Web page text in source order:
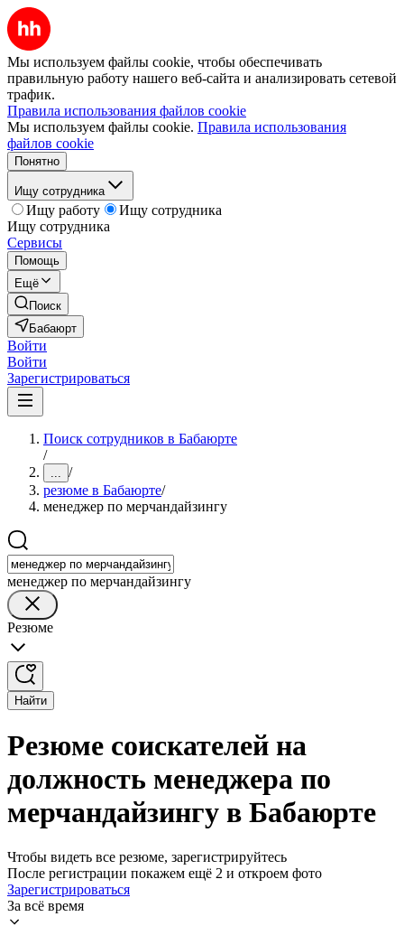
Мы используем файлы cookie, чтобы обеспечивать
правильную работу нашего веб-сайта и анализировать сетевой
трафик.
Правила использования файлов cookie
Мы используем файлы cookie. Правила использования
файлов cookie
Понятно
Ищу сотрудника
Ищу работу
Ищу сотрудника
Ищу сотрудника
Сервисы
Помощь
Ещё
Поиск
Бабаюрт
Войти
Войти
Зарегистрироваться
Поиск сотрудников в Бабаюрте
/
... /
резюме в Бабаюрте/
менеджер по мерчандайзингу
менеджер по мерчандайзингу
Резюме
Найти
Резюме соискателей на
должность менеджера по
мерчандайзингу в Бабаюрте
Чтобы видеть все резюме, зарегистрируйтесь
После регистрации покажем ещё 2 и откроем фото
Зарегистрироваться
За всё время